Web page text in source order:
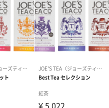
処理してデカフェにした、
。しっかり味わいを残した紅
す。 カフェインを控えている
ぴったり。ちゃんと「紅茶」